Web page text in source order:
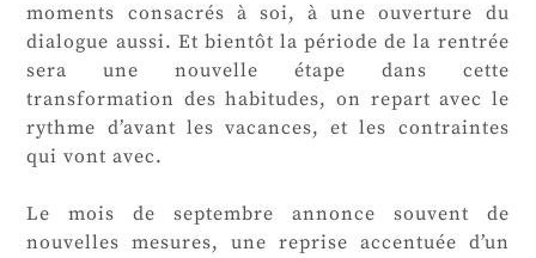
moments consacrés à soi, à une ouverture du
dialogue aussi. Et bientôt la période de la rentrée
sera une nouvelle étape dans cette
transformation des habitudes, on repart avec le
rythme d’avant les vacances, et les contraintes
qui vont avec.
Le mois de septembre annonce souvent de
nouvelles mesures, une reprise accentuée d’un